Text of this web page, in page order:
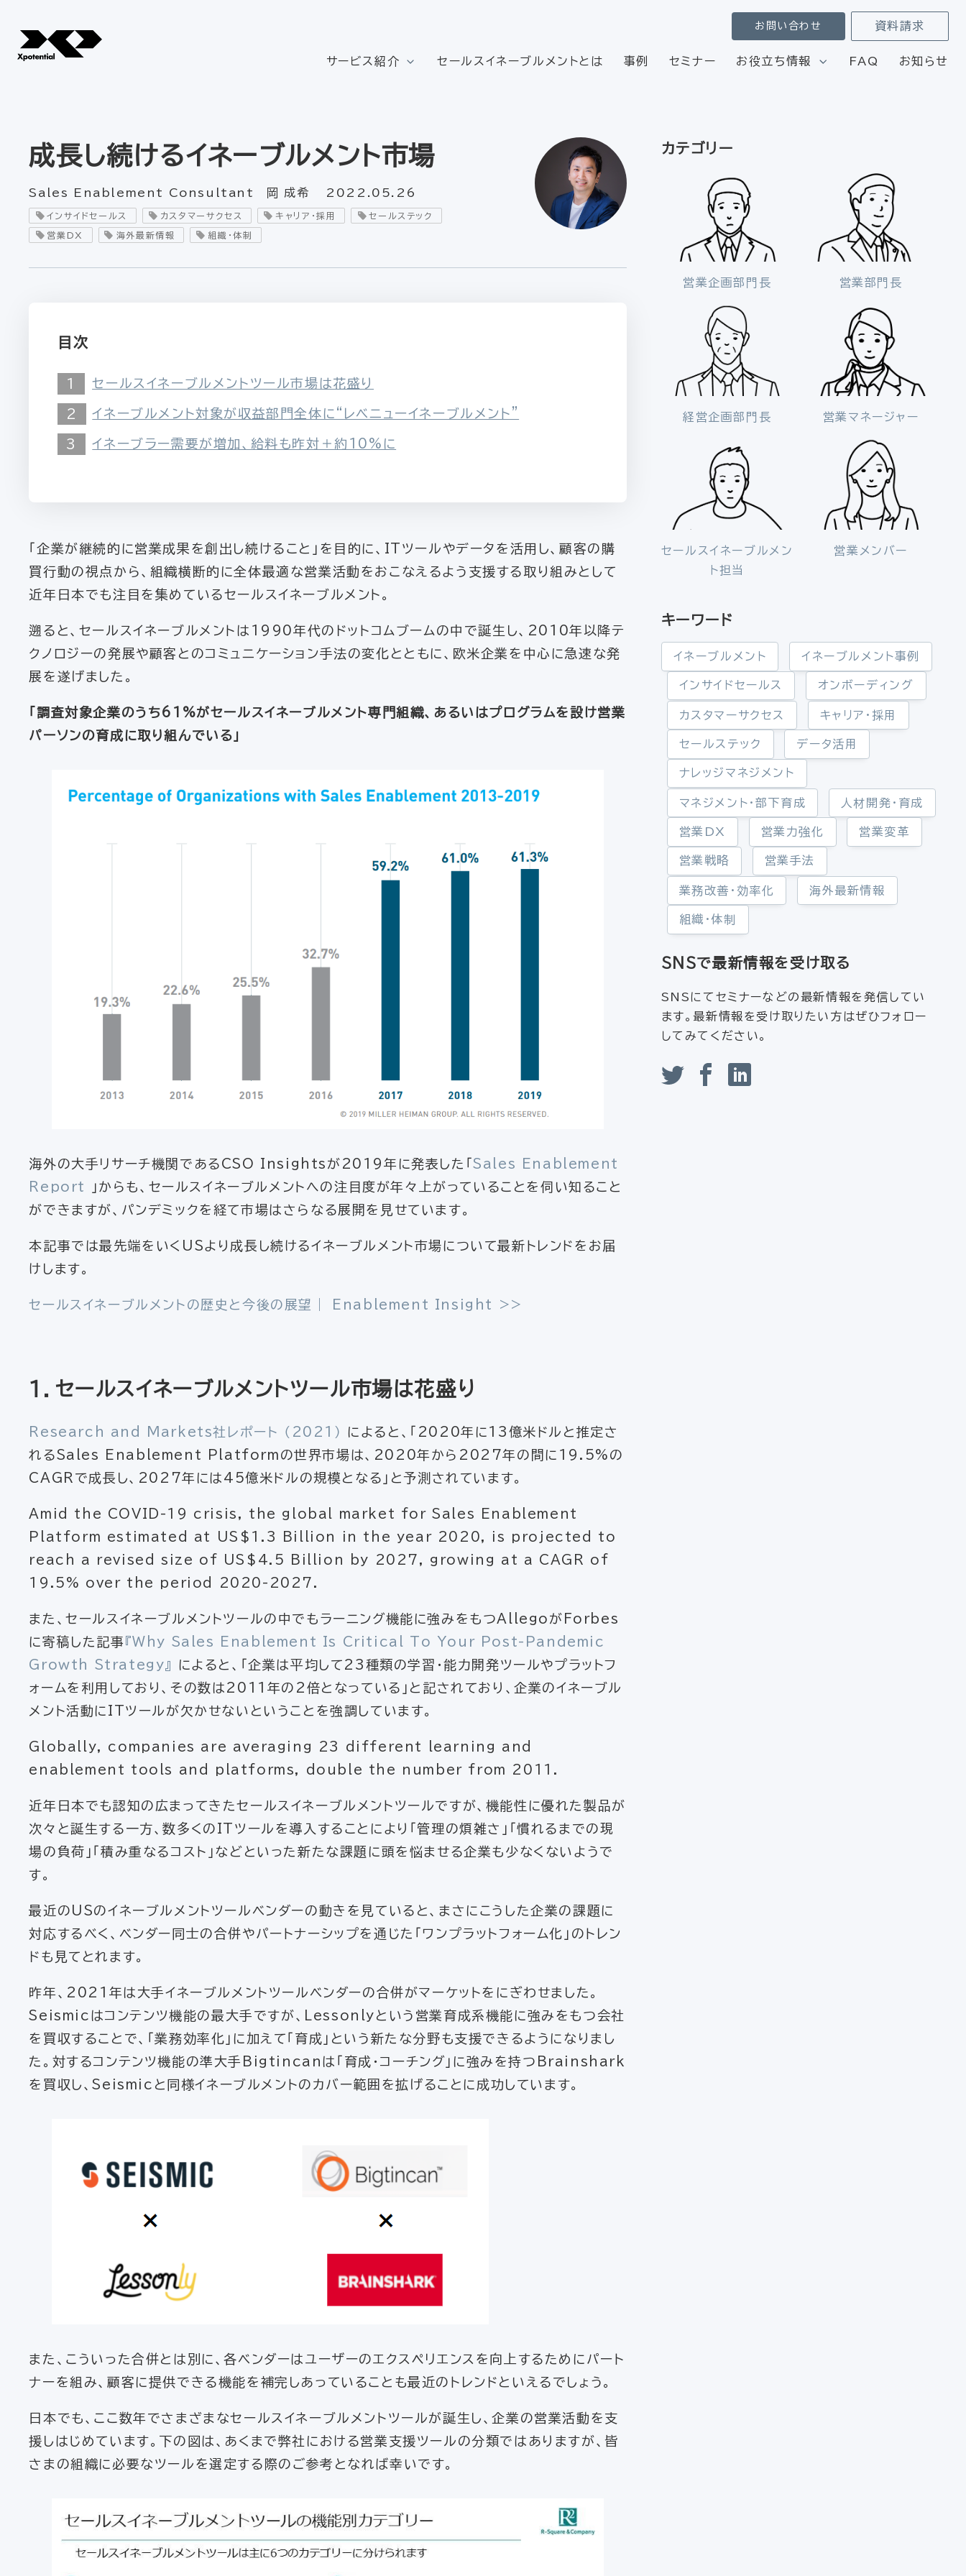
サービス紹介 セールスイネーブルメントとは 事例 セミナー お役立ち情報 FAQ お知らせ
お問い合わせ 資料請求
成長し続けるイネーブルメント市場
Sales Enablement Consultant 岡 成希 2022.05.26
インサイドセールス カスタマーサクセス キャリア・採用 セールステック
営業DX 海外最新情報 組織・体制
目次
セールスイネーブルメントツール市場は花盛り
イネーブルメント対象が収益部門全体に“レベニューイネーブルメント”
イネーブラー需要が増加、給料も昨対＋約10%に
「企業が継続的に営業成果を創出し続けること」を目的に、ITツールやデータを活用し、顧客の購
買行動の視点から、組織横断的に全体最適な営業活動をおこなえるよう支援する取り組みとして
近年日本でも注目を集めているセールスイネーブルメント。
遡ると、セールスイネーブルメントは1990年代のドットコムブームの中で誕生し、2010年以降テ
クノロジーの発展や顧客とのコミュニケーション手法の変化とともに、欧米企業を中心に急速な発
展を遂げました。
「調査対象企業のうち61%がセールスイネーブルメント専門組織、あるいはプログラムを設け営業
パーソンの育成に取り組んでいる」
海外の大手リサーチ機関であるCSO Insightsが2019年に発表した「Sales Enablement
Report
」からも、セールスイネーブルメントへの注目度が年々上がっていることを伺い知ること
ができますが、パンデミックを経て市場はさらなる展開を見せています。
本記事では最先端をいくUSより成長し続けるイネーブルメント市場について最新トレンドをお届
けします。
セールスイネーブルメントの歴史と今後の展望｜ Enablement Insight >>
１．セールスイネーブルメントツール市場は花盛り
Research and Markets社レポート （2021）
によると、「2020年に13億米ドルと推定さ
れるSales Enablement Platformの世界市場は、2020年から2027年の間に19.5%の
CAGRで成長し、2027年には45億米ドルの規模となる」と予測されています。
Amid the COVID-19 crisis, the global market for Sales Enablement
Platform estimated at US$1.3 Billion in the year 2020, is projected to
reach a revised size of US$4.5 Billion by 2027, growing at a CAGR of
19.5% over the period 2020-2027.
また、セールスイネーブルメントツールの中でもラーニング機能に強みをもつAllegoがForbes
に寄稿した記事 『Why Sales Enablement Is Critical To Your Post-Pandemic
Growth Strategy』 によると、「企業は平均して23種類の学習・能力開発ツールやプラットフ
ォームを利用しており、その数は2011年の2倍となっている」と記されており、企業のイネーブル
メント活動にITツールが欠かせないということを強調しています。
Globally, companies are averaging 23 different learning and
enablement tools and platforms, double the number from 2011.
近年日本でも認知の広まってきたセールスイネーブルメントツールですが、機能性に優れた製品が
次々と誕生する一方、数多くのITツールを導入することにより「管理の煩雑さ」「慣れるまでの現
場の負荷」「積み重なるコスト」などといった新たな課題に頭を悩ませる企業も少なくないようで
す。
最近のUSのイネーブルメントツールベンダーの動きを見ていると、まさにこうした企業の課題に
対応するべく、ベンダー同士の合併やパートナーシップを通じた「ワンプラットフォーム化」のトレン
ドも見てとれます。
昨年、2021年は大手イネーブルメントツールベンダーの合併がマーケットをにぎわせました。
Seismicはコンテンツ機能の最大手ですが、Lessonlyという営業育成系機能に強みをもつ会社
を買収することで、「業務効率化」に加えて「育成」という新たな分野も支援できるようになりまし
た。対するコンテンツ機能の準大手Bigtincanは「育成・コーチング」に強みを持つBrainshark
を買収し、Seismicと同様イネーブルメントのカバー範囲を拡げることに成功しています。
また、こういった合併とは別に、各ベンダーはユーザーのエクスペリエンスを向上するためにパート
ナーを組み、顧客に提供できる機能を補完しあっていることも最近のトレンドといえるでしょう。
日本でも、ここ数年でさまざまなセールスイネーブルメントツールが誕生し、企業の営業活動を支
援しはじめています。下の図は、あくまで弊社における営業支援ツールの分類ではありますが、皆
さまの組織に必要なツールを選定する際のご参考となれば幸いです。
カテゴリー
営業企画部門長 営業部門長
経営企画部門長 営業マネージャー
セールスイネーブルメン
ト担当
営業メンバー
キーワード
イネーブルメント イネーブルメント事例
インサイドセールス オンボーディング
カスタマーサクセス キャリア・採用
セールステック データ活用
ナレッジマネジメント
マネジメント・部下育成 人材開発・育成
営業DX 営業力強化 営業変革
営業戦略 営業手法
業務改善・効率化 海外最新情報
組織・体制
SNSで最新情報を受け取る
SNSにてセミナーなどの最新情報を発信してい
ます。最新情報を受け取りたい方はぜひフォロー
してみてください。